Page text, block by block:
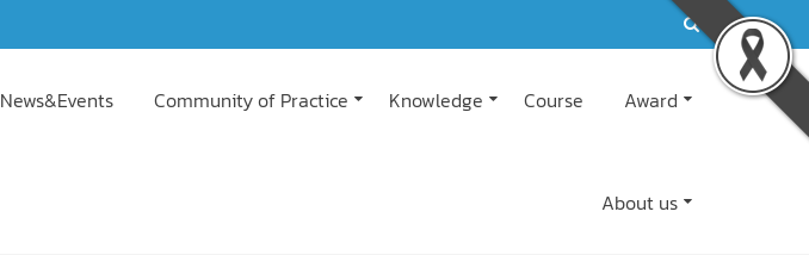
News&Events Community of Practice Knowledge Course Award
About us